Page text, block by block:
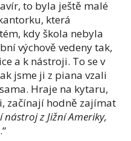
to byla ještě malé
která
kdy škola nebyla
výchově vedeny tak,
a k nástroji. To se v
jsme ji z piana vzali
Hraje na kytaru,
začínají hodně zajímat
nástroj z Jižní Ameriky,
“